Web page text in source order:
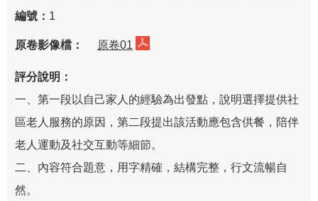
1
原卷01
一、第一段以自己家人的經驗為出發點，說明選擇提供社
區老人服務的原因，第二段提出該活動應包含供餐，陪伴
老人運動及社交互動等細節。
二、內容符合題意，用字精確，結構完整，行文流暢自
然。